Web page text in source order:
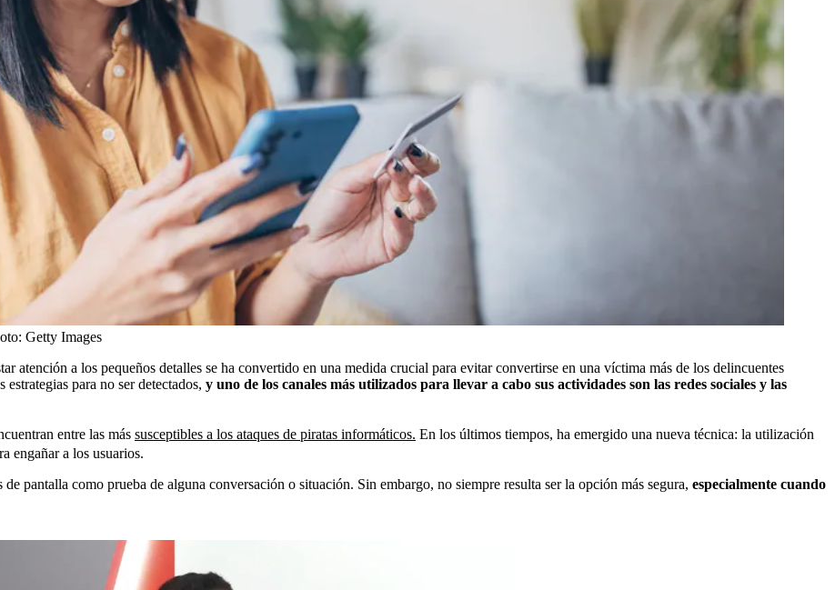
Getty Images
atención a los pequeños detalles se ha convertido en una medida crucial para evitar convertirse en una víctima más de los delincuentes
para no ser detectados, y uno de los canales más utilizados para llevar a cabo sus actividades son las redes sociales y las
entre las más susceptibles a los ataques de piratas informáticos. En los últimos tiempos, ha emergido una nueva técnica: la utilización
engañar a los usuarios.
pantalla como prueba de alguna conversación o situación. Sin embargo, no siempre resulta ser la opción más segura, especialmente cuando